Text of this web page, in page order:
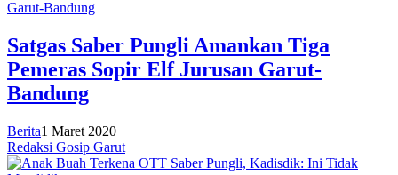
Satgas Saber Pungli Amankan Tiga
Pemeras Sopir Elf Jurusan Garut-
Bandung
Berita1 Maret 2020
Redaksi Gosip Garut